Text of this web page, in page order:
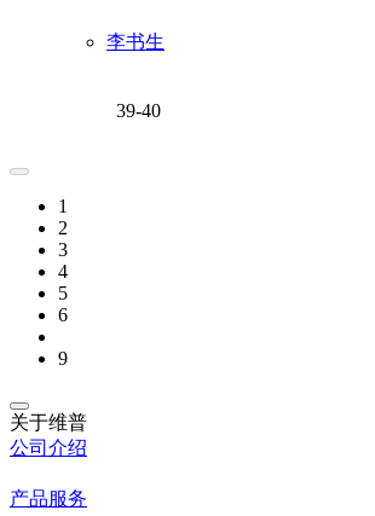
李书生
39-40
1
2
3
4
5
6
9
关于维普
公司介绍
产品服务